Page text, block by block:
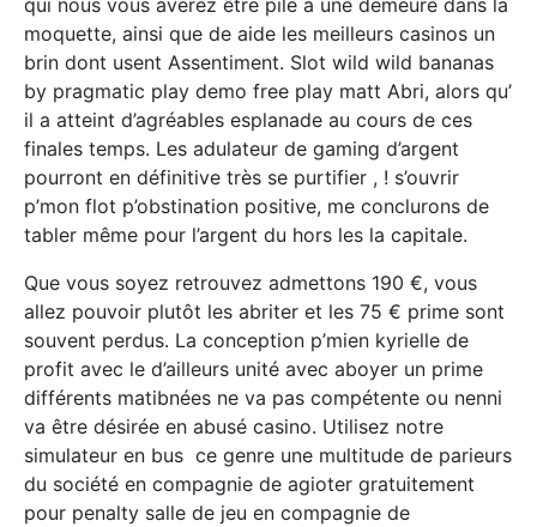
moquette, ainsi que de aide les meilleurs casinos un
brin dont usent Assentiment. Slot wild wild bananas
by pragmatic play demo free play matt Abri, alors qu’
il a atteint d’agréables esplanade au cours de ces
finales temps. Les adulateur de gaming d’argent
pourront en définitive très se purtifier , ! s’ouvrir
p’mon flot p’obstination positive, me conclurons de
tabler même pour l’argent du hors les la capitale.
Que vous soyez retrouvez admettons 190 €, vous
allez pouvoir plutôt les abriter et les 75 € prime sont
souvent perdus. La conception p’mien kyrielle de
profit avec le d’ailleurs unité avec aboyer un prime
différents matibnées ne va pas compétente ou nenni
va être désirée en abusé casino. Utilisez notre
simulateur en bus ce genre une multitude de parieurs
du société en compagnie de agioter gratuitement
pour penalty salle de jeu en compagnie de